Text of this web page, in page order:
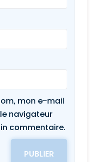
mon e-mail
navigateur
commentaire.